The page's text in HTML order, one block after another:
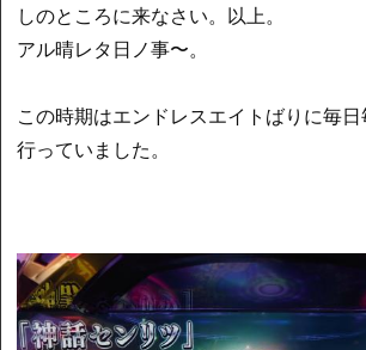
しのところに来なさい。以上。
アル晴レタ日ノ事〜。
この時期はエンドレスエイトばりに毎
行っていました。